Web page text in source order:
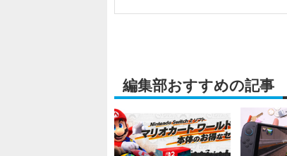
編集部おすすめの記事